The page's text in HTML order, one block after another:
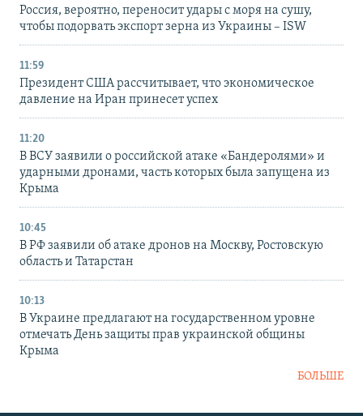
Россия, вероятно, переносит удары с моря на сушу,
чтобы подорвать экспорт зерна из Украины – ISW
11:59
Президент США рассчитывает, что экономическое
давление на Иран принесет успех
11:20
В ВСУ заявили о российской атаке «Бандеролями» и
ударными дронами, часть которых была запущена из
Крыма
10:45
В РФ заявили об атаке дронов на Москву, Ростовскую
область и Татарстан
10:13
В Украине предлагают на государственном уровне
отмечать День защиты прав украинской общины
Крыма
БОЛЬШЕ